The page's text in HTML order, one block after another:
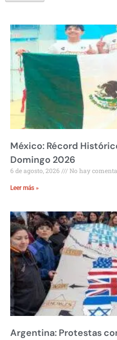
México: Récord
Domingo 2026
6 de agosto, 2026 No hay
Leer más »
Argentina: Protestas